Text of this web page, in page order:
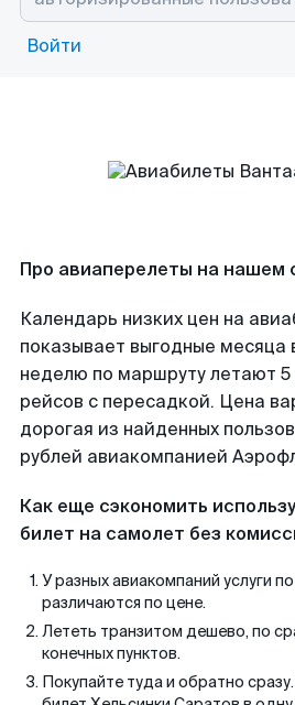
Войти
Про авиаперелеты на нашем
Календарь низких цен на
показывает выгодные месяца
неделю по маршруту летают 5
рейсов с пересадкой. Цена
дорогая из найденных
рублей авиакомпанией
Как еще сэкономить
билет на самолет без
У разных авиакомпаний услуги
различаются по цене.
Лететь транзитом дешево, по
конечных пунктов.
Покупайте туда и обратно